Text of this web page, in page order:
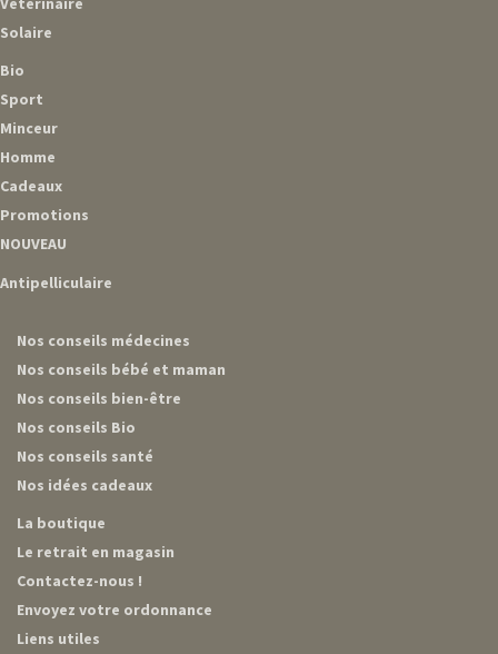
Solaire
Bio
Sport
Minceur
Homme
Cadeaux
Promotions
NOUVEAU
Antipelliculaire
Nos conseils médecines
Nos conseils bébé et maman
Nos conseils bien-être
Nos conseils Bio
Nos conseils santé
Nos idées cadeaux
La boutique
Le retrait en magasin
Contactez-nous !
Envoyez votre ordonnance
Liens utiles